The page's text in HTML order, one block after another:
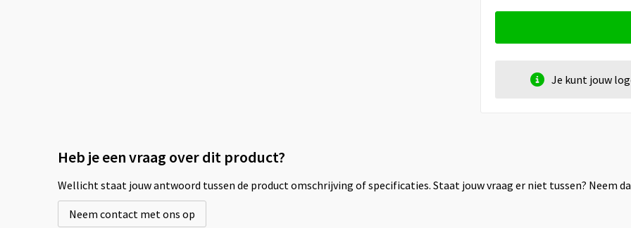
Je kunt jouw
Heb je een vraag over dit product?
Wellicht staat jouw antwoord tussen de product omschrijving of specificaties. Staat jouw vraag er niet tussen? Neem
Neem contact met ons op